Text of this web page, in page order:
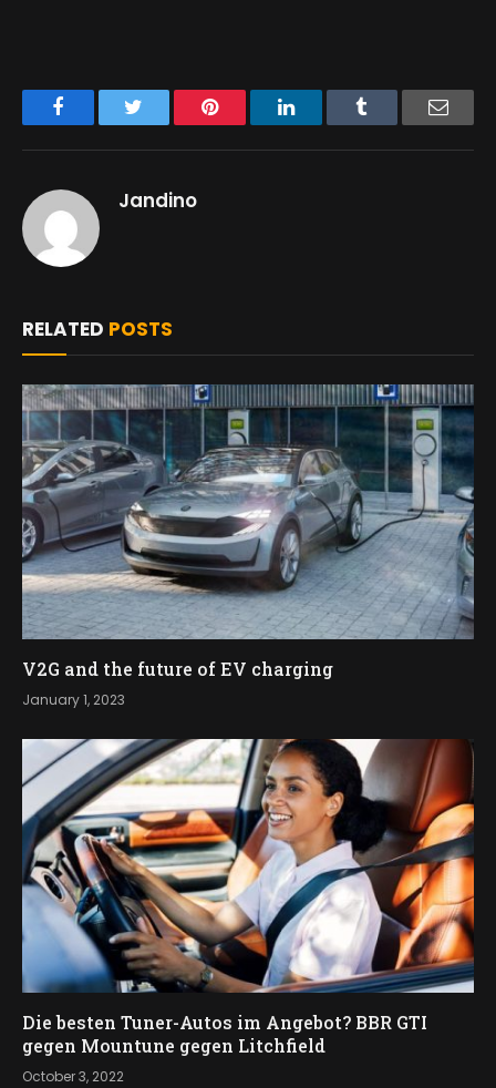
Facebook Pinterest LinkedIn Email
Jandino
RELATED POSTS
V2G and the future of EV charging
January 1, 2023
Die besten Tuner-Autos im Angebot? BBR GTI
gegen Mountune gegen Litchfield
October 3, 2022